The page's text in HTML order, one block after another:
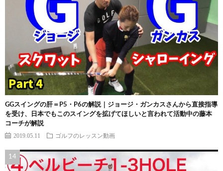
GGスイングの肝＝P5・P6の解説｜ジョージ・ガンカスさんから直接指導
を受け、日本でもこのスイングを拡げてほしいと言われて活動中の藤本
コーチが解説
2019.05.11 ゴルフのレッスン動画